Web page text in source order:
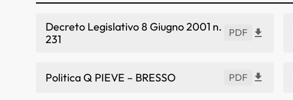
Decreto Legislativo 8 Giugno 2001 n.
231
PDF
Politica Q PIEVE – BRESSO PDF